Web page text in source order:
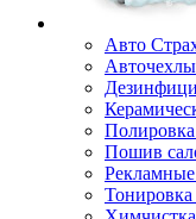
Авто
Авточехлы
Полировка
Пошив
Тонировка